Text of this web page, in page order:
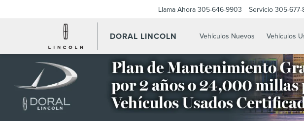
DORAL LINCOLN
Llama Ahora 305-646-9903 Servicio 305-
Vehículos Nuevos Vehículos